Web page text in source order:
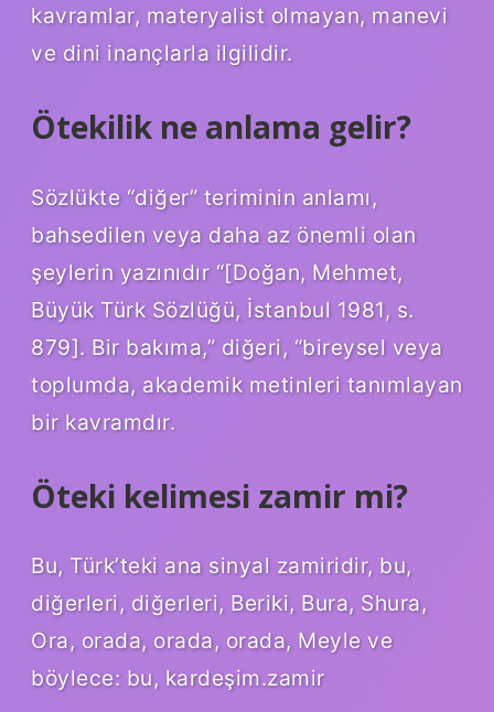
kavramlar, materyalist olmayan, manevi
ve dini inançlarla ilgilidir.
Ötekilik ne anlama gelir?
Sözlükte “diğer” teriminin anlamı,
bahsedilen veya daha az önemli olan
şeylerin yazınıdır “[Doğan, Mehmet,
Büyük Türk Sözlüğü, İstanbul 1981, s.
879]. Bir bakıma,” diğeri, “bireysel veya
toplumda, akademik metinleri tanımlayan
bir kavramdır.
Öteki kelimesi zamir mi?
Bu, Türk’teki ana sinyal zamiridir, bu,
diğerleri, diğerleri, Beriki, Bura, Shura,
Ora, orada, orada, orada, Meyle ve
böylece: bu, kardeşim.zamir